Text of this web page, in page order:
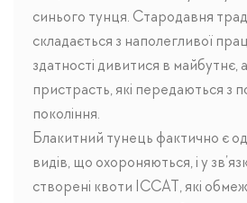
синього тунця. Стародавня
складається з наполегливої
здатності дивитися в майбутнє,
пристрасть, які передаються з
покоління.
Блакитний тунець фактично є
видів, що охороняються, і у
створені квоти ICCAT, які